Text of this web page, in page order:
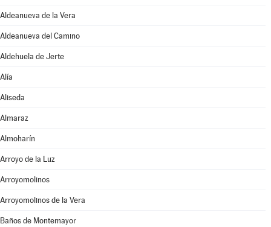
Aldeanueva de la Vera
Aldeanueva del Camino
Aldehuela de Jerte
Alía
Aliseda
Almaraz
Almoharín
Arroyo de la Luz
Arroyomolinos
Arroyomolinos de la Vera
Baños de Montemayor